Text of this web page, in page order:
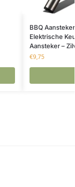
BBQ
Elektrische
Aansteker –
€9,75